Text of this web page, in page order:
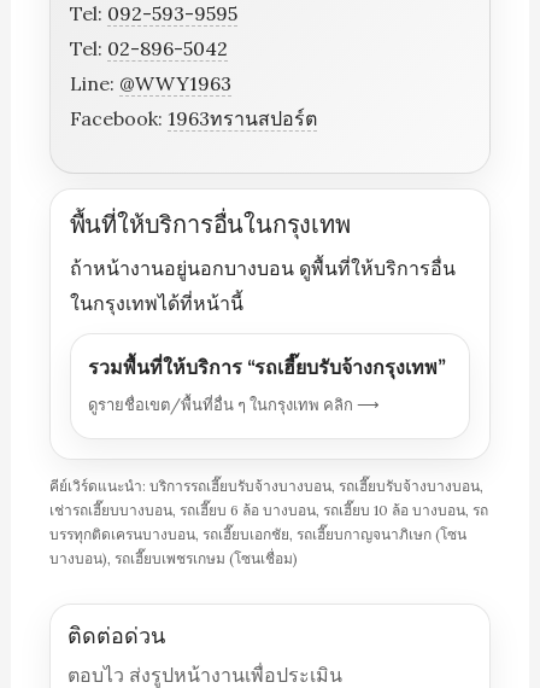
Tel: 092-593-9595
Tel: 02-896-5042
Line: @WWY1963
Facebook: 1963ทรานสปอร์ต
พื้นที่ให้บริการอื่นในกรุงเทพ
ถ้าหน้างานอยู่นอกบางบอน ดูพื้นที่ให้บริการอื่น
ในกรุงเทพได้ที่หน้านี้
รวมพื้นที่ให้บริการ “รถเฮี๊ยบรับจ้างกรุงเทพ”
ดูรายชื่อเขต/พื้นที่อื่น ๆ ในกรุงเทพ คลิก ⟶
คีย์เวิร์ดแนะนำ: บริการรถเฮี๊ยบรับจ้างบางบอน, รถเฮี๊ยบรับจ้างบางบอน,
เช่ารถเฮี๊ยบบางบอน, รถเฮี๊ยบ 6 ล้อ บางบอน, รถเฮี๊ยบ 10 ล้อ บางบอน, รถ
บรรทุกติดเครนบางบอน, รถเฮี๊ยบเอกชัย, รถเฮี๊ยบกาญจนาภิเษก (โซน
บางบอน), รถเฮี๊ยบเพชรเกษม (โซนเชื่อม)
ติดต่อด่วน
ตอบไว ส่งรูปหน้างานเพื่อประเมิน